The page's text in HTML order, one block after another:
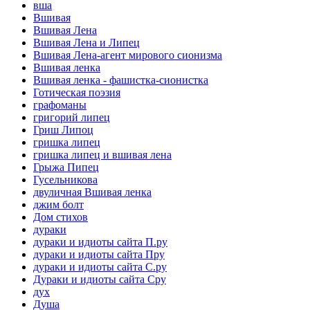
вша
Вшивая
Вшивая Лена
Вшивая Лена и Липец
Вшивая Лена-агент мирового сионизма
Вшивая ленка
Вшивая ленка - фашистка-сионистка
Готическая поэзия
графоманы
григорий липец
Гриш Липоц
гришка липец
гришка липец и вшивая лена
Грыжа Пипец
Гусельникова
двуличная Вшивая ленка
джим болт
Дом стихов
дураки
дураки и идиоты сайта П.ру
дураки и идиоты сайта Пру
дураки и идиоты сайта С.ру
Дураки и идиоты сайта Сру
дух
Душа